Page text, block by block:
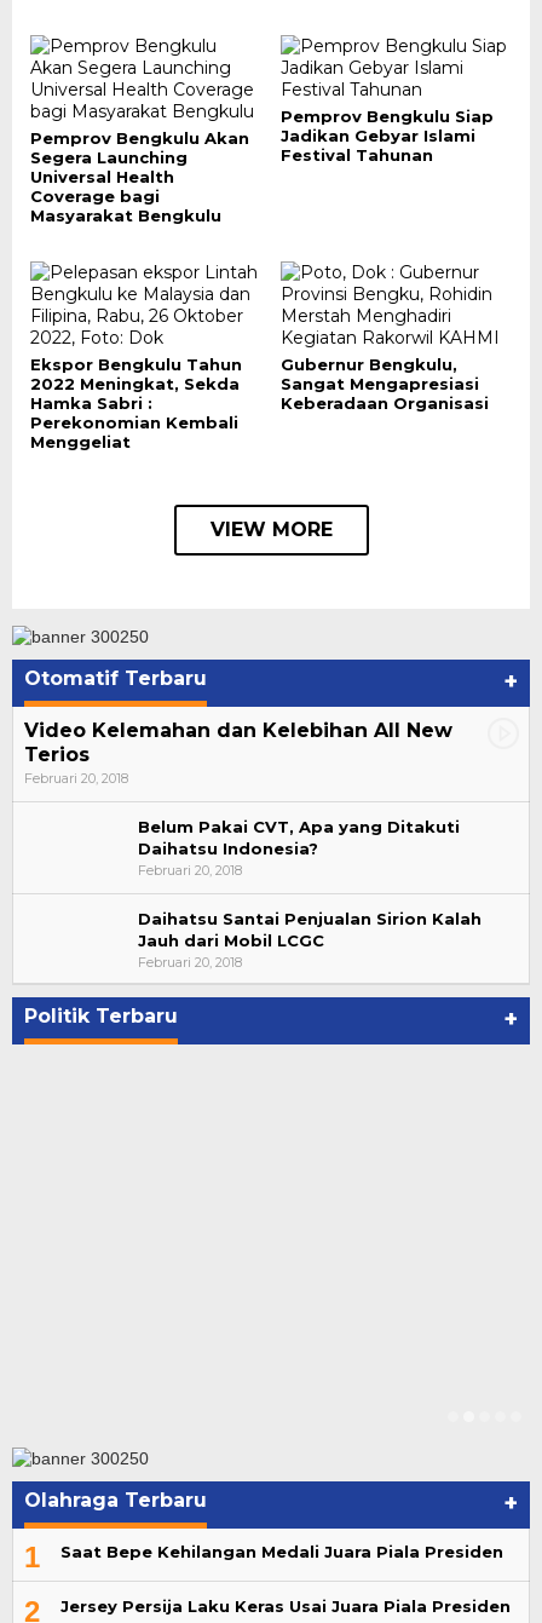
Pemprov Bengkulu Akan
Segera Launching
Universal Health
Coverage bagi
Masyarakat Bengkulu
Pemprov Bengkulu Siap
Jadikan Gebyar Islami
Festival Tahunan
Ekspor Bengkulu Tahun
2022 Meningkat, Sekda
Hamka Sabri :
Perekonomian Kembali
Menggeliat
Gubernur Bengkulu,
Sangat Mengapresiasi
Keberadaan Organisasi
VIEW MORE
Otomatif Terbaru +
Video Kelemahan dan Kelebihan All New
Terios
Februari 20, 2018
Belum Pakai CVT, Apa yang Ditakuti
Daihatsu Indonesia?
Februari 20, 2018
Daihatsu Santai Penjualan Sirion Kalah
Jauh dari Mobil LCGC
Februari 20, 2018
Politik Terbaru +
Bupati Ahmad Hijazi, Hadiri Paripurna Hasil
Penetapan Paslon Bupati dan Wabup Te…
Di NASIONAL, POLITIK, REJANG LEBONG
Olahraga Terbaru +
1 Saat Bepe Kehilangan Medali Juara Piala Presiden
2 Jersey Persija Laku Keras Usai Juara Piala Presiden